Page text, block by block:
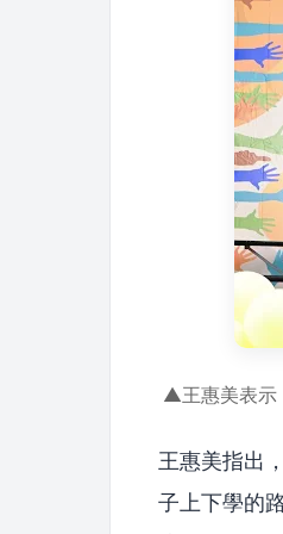
▲王惠美表示
王惠美指出
子上下學的